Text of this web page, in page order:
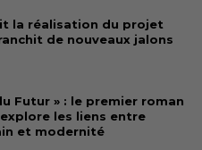
la réalisation du projet
de nouveaux jalons
Futur » : le premier roman
les liens entre
et modernité